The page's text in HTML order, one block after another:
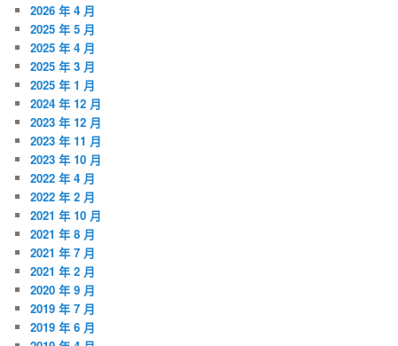
2026 年 4 月
2025 年 5 月
2025 年 4 月
2025 年 3 月
2025 年 1 月
2024 年 12 月
2023 年 12 月
2023 年 11 月
2023 年 10 月
2022 年 4 月
2022 年 2 月
2021 年 10 月
2021 年 8 月
2021 年 7 月
2021 年 2 月
2020 年 9 月
2019 年 7 月
2019 年 6 月